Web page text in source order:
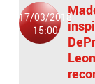
17/03/2018
15:00